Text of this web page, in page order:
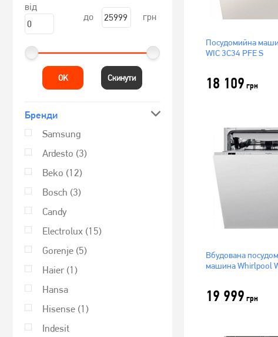
від
до
грн
OK Скинути
Бренди
Samsung
Ardesto (3)
Beko (12)
Bosch (3)
Candy
Electrolux (15)
Gorenje (5)
Haier (1)
Hansa
Hisense (1)
Indesit
Посудомийна
WIC 3C34 PFE S
18 109 грн
Вбудована
машина Whirlpool
19 999 грн